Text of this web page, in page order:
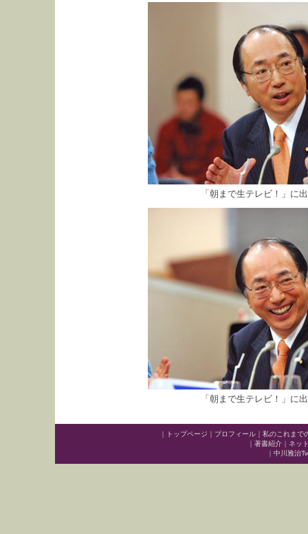
「朝まで生テレビ！」に
「朝まで生テレビ！」に
｜ トップページ ｜ プロフィール ｜ 私のこれまで
｜ 著書紹介 ｜ ネッ
｜ 中川雅治